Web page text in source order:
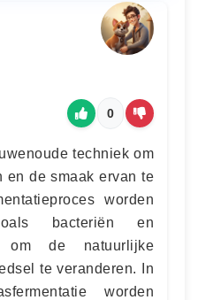
0
techniek om
en de smaak ervan te
worden
bacteriën en
om de natuurlijke
te veranderen. In
worden